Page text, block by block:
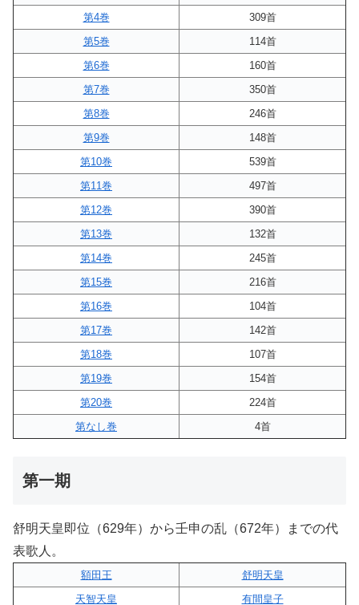
第4巻
309首
第5巻
114首
第6巻
160首
第7巻
350首
第8巻
246首
第9巻
148首
第10巻
539首
第11巻
497首
第12巻
390首
第13巻
132首
第14巻
245首
第15巻
216首
第16巻
104首
第17巻
142首
第18巻
107首
第19巻
154首
第20巻
224首
第なし巻
4首
第一期
舒明天皇即位（629年）から壬申の乱（672年）までの代
表歌人。
額田王
舒明天皇
天智天皇
有間皇子